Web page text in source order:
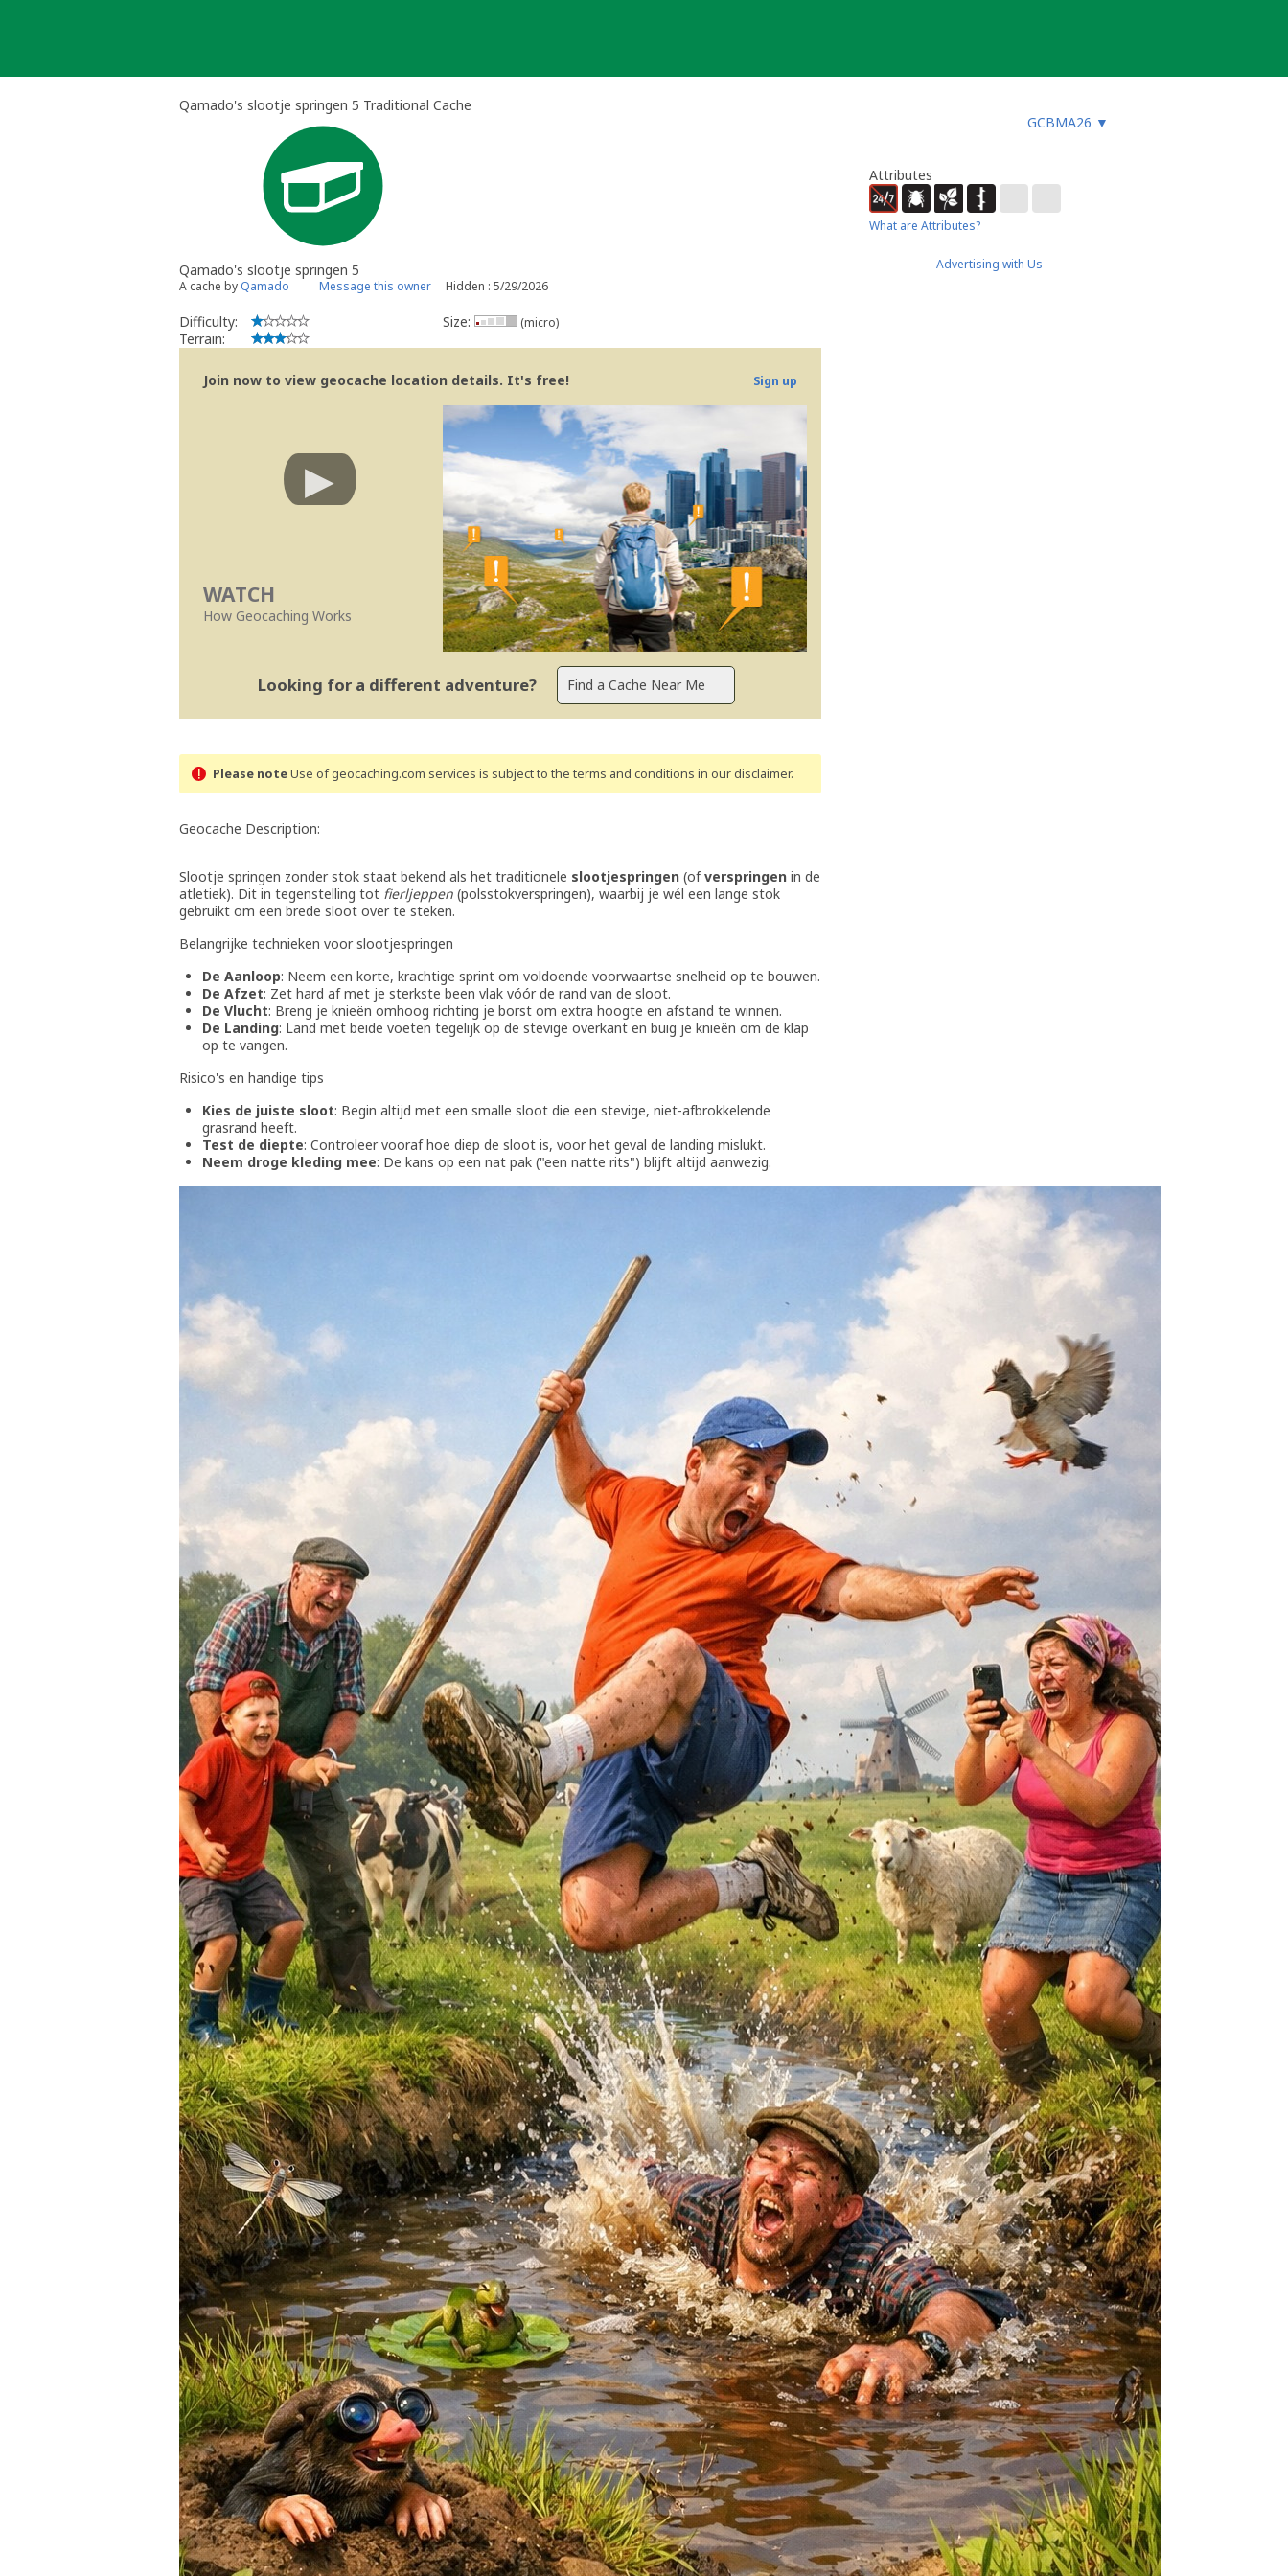
Qamado's slootje springen 5 Traditional Cache
GCBMA26 ▼
Qamado's slootje springen 5
A cache by Qamado Message this owner Hidden : 5/29/2026
Difficulty:
Terrain:
Size: (micro)
Join now to view geocache location details. It's free! Sign up
WATCH
How Geocaching Works
Looking for a different adventure?
Please noteUse of geocaching.com services is subject to the terms and conditions in our disclaimer.
Geocache Description:
Slootje springen zonder stok staat bekend als het traditionele slootjespringen (ofverspringen in de
atletiek). Dit in tegenstelling tot fierljeppen (polsstokverspringen), waarbij je wél een lange stok
gebruikt om een brede sloot over te steken.
Belangrijke technieken voor slootjespringen
De Aanloop: Neem een korte, krachtige sprint om voldoende voorwaartse snelheid op te bouwen.
De Afzet: Zet hard af met je sterkste been vlak vóór de rand van de sloot.
De Vlucht: Breng je knieën omhoog richting je borst om extra hoogte en afstand te winnen.
De Landing: Land met beide voeten tegelijk op de stevige overkant en buig je knieën om de klap
op te vangen.
Risico's en handige tips
Kies de juiste sloot: Begin altijd met een smalle sloot die een stevige, niet-afbrokkelende
grasrand heeft.
Test de diepte: Controleer vooraf hoe diep de sloot is, voor het geval de landing mislukt.
Neem droge kleding mee: De kans op een nat pak ("een natte rits") blijft altijd aanwezig.
Attributes
What are Attributes?
Advertising with Us